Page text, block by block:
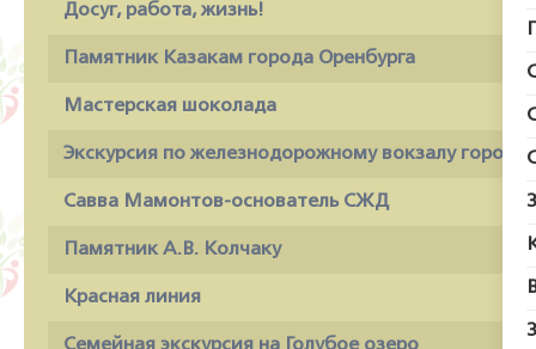
Досуг, работа, жизнь!
Памятник Казакам города Оренбурга
Мастерская шоколада
Экскурсия по железнодорожному вокзалу города
Савва Мамонтов-основатель СЖД
Памятник А.В. Колчаку
Красная линия
Семейная экскурсия на Голубое озеро